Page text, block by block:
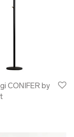
€ 2,799.00
CONIFER by